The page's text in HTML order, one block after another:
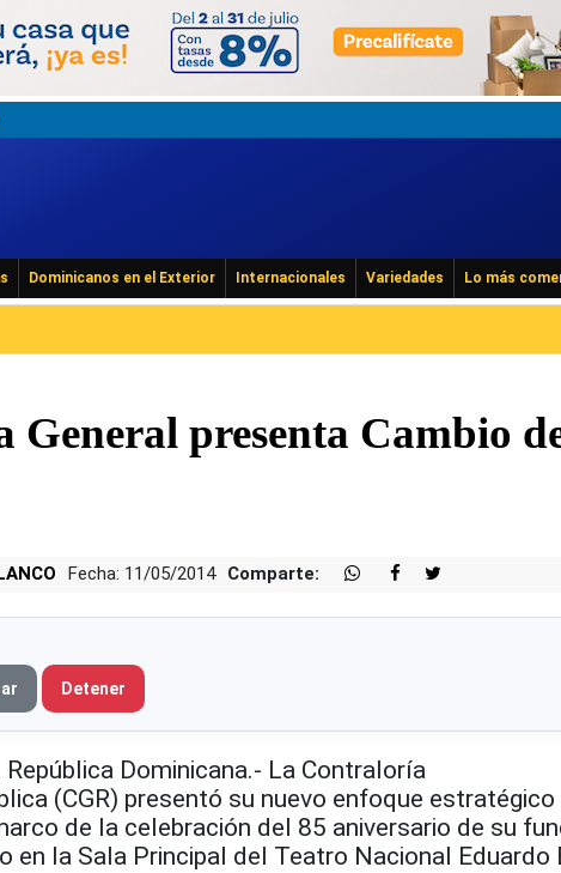
Dominicanos en el Exterior Internacionales Variedades Lo más
General presenta Cambio
Fecha: 11/05/2014 Comparte:
Detener
República Dominicana.- La Contraloría
(CGR) presentó su nuevo enfoque estratégico
de la celebración del 85 aniversario de su
en la Sala Principal del Teatro Nacional Eduardo